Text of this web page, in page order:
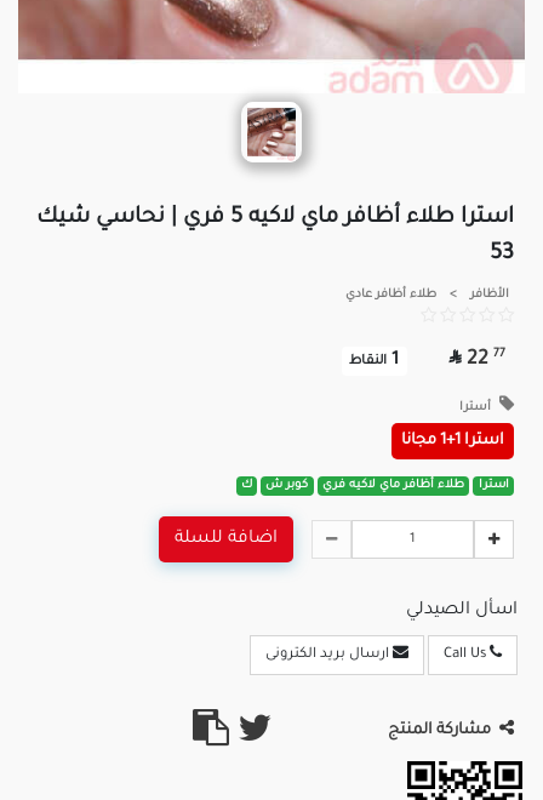
استرا طلاء أظافر ماي لاكيه 5 فري | نحاسي شيك
53
الأظافر > طلاء أظافر عادي
77
22

1 النقاط
أسترا
استرا 1+1 مجانا
استرا طلاء أظافر ماي لاكيه فري كوبر ش ك
اضافة للسلة
اسأل الصيدلي
ارسال بريد الكترونى
مشاركة المنتج